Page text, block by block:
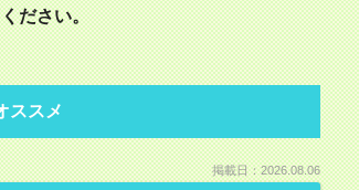
ださい。
ススメ
掲載日：2026.08.06